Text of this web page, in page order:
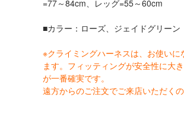
=77～84cm、レッグ=55～60cm
■カラー：ローズ、ジェイドグリーン
※クライミングハーネスは、お使い
ます。フィッティングが安全性に大
が一番確実です。
遠方からのご注文でご来店いただく